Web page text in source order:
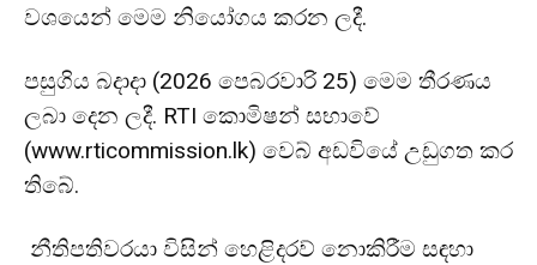
වශයෙන් මෙම නියෝගය කරන ලදී.
පසුගිය බදාදා (2026 පෙබරවාරි 25) මෙම තීරණය
ලබා දෙන ලදී. RTI කොමිෂන් සභාවේ
(www.rticommission.lk) වෙබ් අඩවියේ උඩුගත කර
තිබේ.
නීතිපතිවරයා විසින් හෙළිදරව් නොකිරීම සඳහා